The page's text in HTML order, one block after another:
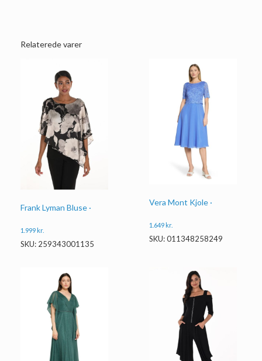
Relaterede varer
Frank Lyman Bluse ·
1.999 kr.
SKU: 259343001135
Vera Mont Kjole ·
1.649 kr.
SKU: 011348258249